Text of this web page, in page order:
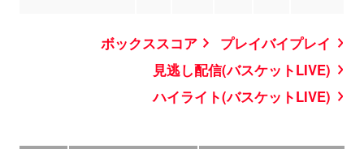
ボックススコア
プレイバイプレイ
見逃し配信(バスケットLIVE)
ハイライト(バスケットLIVE)